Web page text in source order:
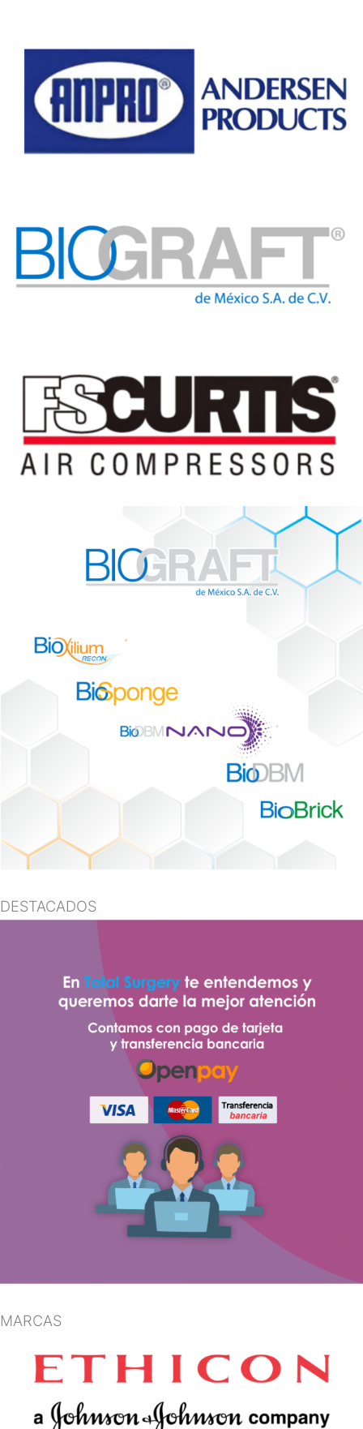
DESTACADOS
MARCAS